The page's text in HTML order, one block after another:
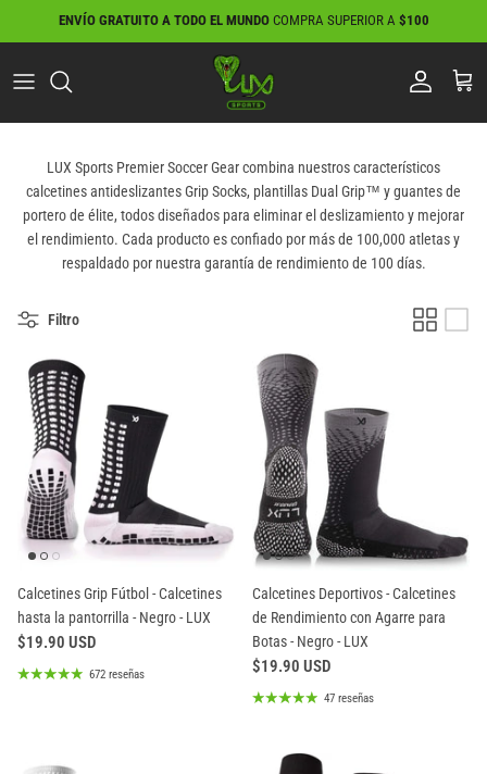
ENVÍO GRATUITO A TODO EL MUNDO COMPRA SUPERIOR A $100
LUX Sports Premier Soccer Gear combina nuestros característicos
calcetines antideslizantes Grip Socks, plantillas Dual Grip™ y guantes de
portero de élite, todos diseñados para eliminar el deslizamiento y mejorar
el rendimiento. Cada producto es confiado por más de 100,000 atletas y
respaldado por nuestra garantía de rendimiento de 100 días.
Filtro
Calcetines Grip Fútbol - Calcetines
hasta la pantorrilla - Negro - LUX
$19.90 USD
672 reseñas
Calcetines Deportivos - Calcetines
de Rendimiento con Agarre para
Botas - Negro - LUX
$19.90 USD
47 reseñas